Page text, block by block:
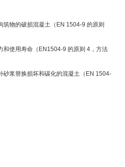
筑物的破损混凝土（EN 1504-9 的原则
和使用寿命（EN1504-9 的原则 4，方法
砂浆替换损坏和碳化的混凝土（EN 1504-